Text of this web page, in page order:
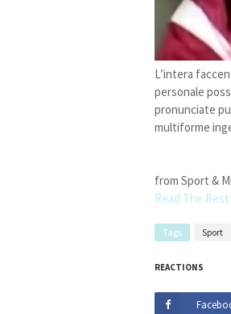
L’intera
personale
pronunciate
multiforme
from Sport &
Read The
Tags Sport
REACTIONS